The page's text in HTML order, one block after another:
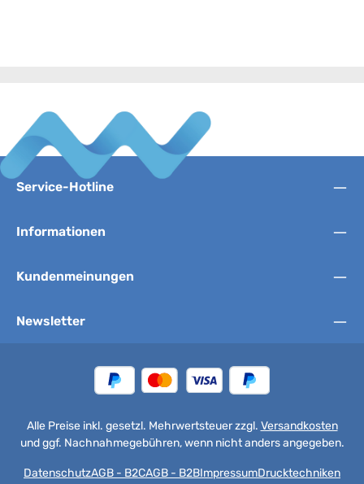
Service-Hotline
Informationen
Kundenmeinungen
Newsletter
Alle Preise inkl. gesetzl. Mehrwertsteuer zzgl. Versandkosten
und ggf. Nachnahmegebühren, wenn nicht anders angegeben.
DatenschutzAGB - B2CAGB - B2BImpressumDrucktechniken